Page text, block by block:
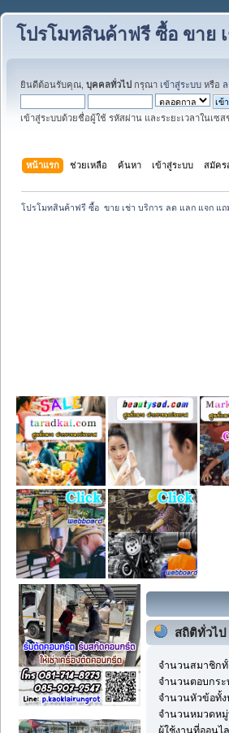
โปรโมทสินค้าฟรี ซื้อ ขาย
ยินดีต้อนรับคุณ, บุคคลทั่วไป กรุณา เข้าสู่ระบบ หรือ
เข้าสู่ระบบด้วยชื่อผู้ใช้ รหัสผ่าน และระยะเวลาในเซ
หน้าแรก ช่วยเหลือ ค้นหา เข้าสู่ระบบ สมัคร
โปรโมทสินค้าฟรี ซื้อ  ขาย เช่า บริการ ลด แลก แจก แ
สถิติทั่วไป
จำนวนสมาชิก
จำนวนตอบกระ
จำนวนหัวข้อทั้ง
จำนวนหมวดห
ผู้ใช้งานที่ออนไ